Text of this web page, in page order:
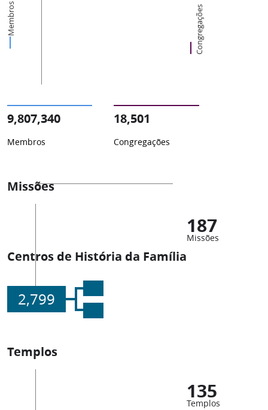
Membros Congregações
9,807,340
Membros
18,501
Congregações
Missões
187
Missões
Centros de História da Família
2,799
Templos
135
Templos